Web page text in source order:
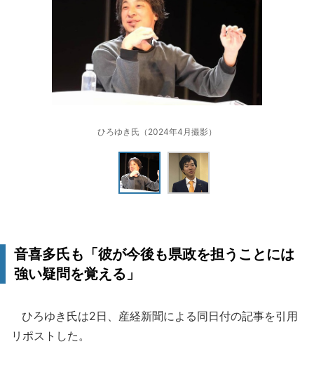
ひろゆき氏（2024年4月撮影）
音喜多氏も「彼が今後も県政を担うことには
強い疑問を覚える」
ひろゆき氏は2日、産経新聞による同日付の記事を引用
リポストした。